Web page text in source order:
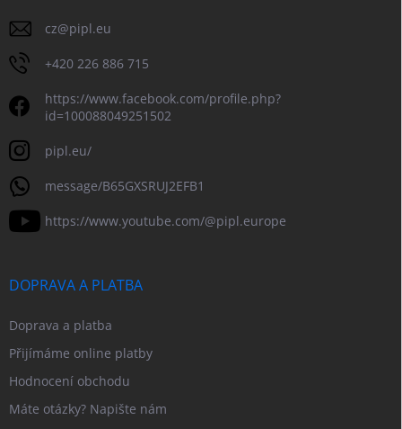
cz@pipl.eu
+420 226 886 715
https://www.facebook.com/profile.php?
id=100088049251502
pipl.eu/
message/B65GXSRUJ2EFB1
https://www.youtube.com/@pipl.europe
DOPRAVA A PLATBA
Doprava a platba
Přijímáme online platby
Hodnocení obchodu
Máte otázky? Napište nám